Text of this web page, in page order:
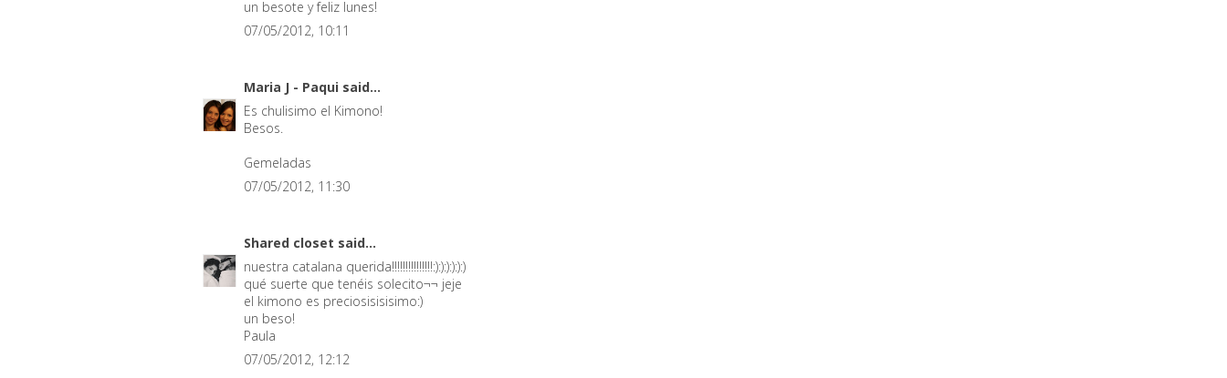
un besote y feliz lunes!
07/05/2012, 10:11
Maria J - Paqui said...
Es chulisimo el Kimono!
Besos.
Gemeladas
07/05/2012, 11:30
Shared closet said...
nuestra catalana querida!!!!!!!!!!!!!!!:):):):):):)
qué suerte que tenéis solecito¬¬ jeje
el kimono es preciosisisisimo:)
un beso!
Paula
07/05/2012, 12:12